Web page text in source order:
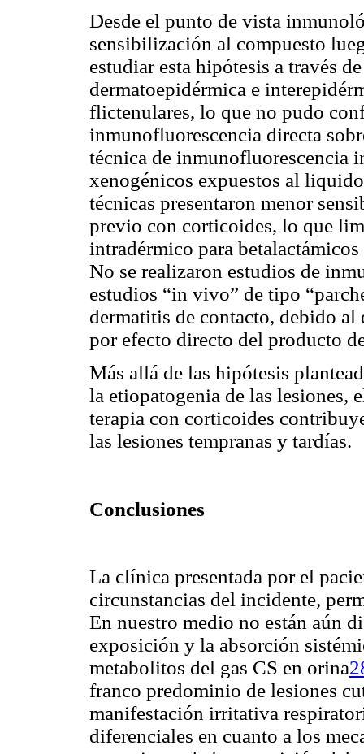
Desde el punto de vista
sensibilización al compuesto
estudiar esta hipótesis a través
dermatoepidérmica e
flictenulares, lo que no pudo
inmunofluorescencia directa
técnica de inmunofluorescencia
xenogénicos expuestos al
técnicas presentaron menor
previo con corticoides, lo que
intradérmico para
No se realizaron estudios de
estudios “in vivo” de tipo
dermatitis de contacto, debido
por efecto directo del producto
Más allá de las hipótesis
la etiopatogenia de las lesiones,
terapia con corticoides
las lesiones tempranas y tardías.
Conclusiones
La clínica presentada por el
circunstancias del incidente,
En nuestro medio no están aún
exposición y la absorción
metabolitos del gas CS en orina
franco predominio de lesiones
manifestación irritativa
diferenciales en cuanto a los